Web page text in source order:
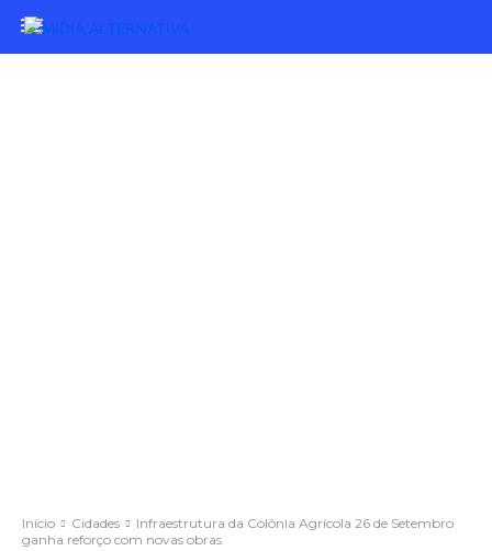
Início Cidades
Infraestrutura da Colônia Agrícola 26 de Setembro
ganha reforço com novas obras